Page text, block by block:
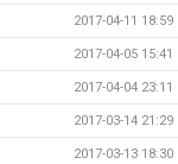
2017-04-11 18:59
2017-04-05 15:41
2017-04-04 23:11
2017-03-14 21:29
2017-03-13 18:30